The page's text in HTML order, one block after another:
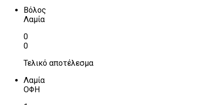
Βόλος
Λαμία
0
0
Τελικό αποτέλεσμα
Λαμία
ΟΦΗ